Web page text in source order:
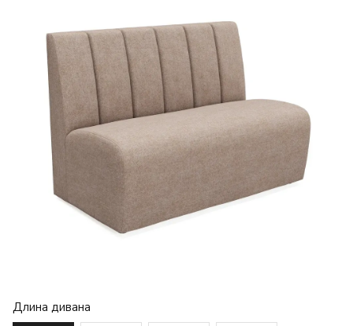
Длина дивана